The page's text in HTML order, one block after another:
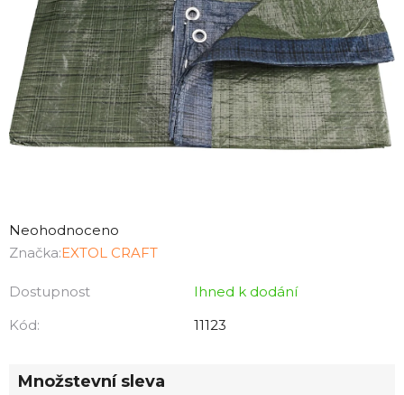
hodnocení
produktu
0,0
z
Neohodnoceno
Značka:EXTOL CRAFT
Dostupnost
Ihned k dodání
Kód:
11123
Množstevní sleva